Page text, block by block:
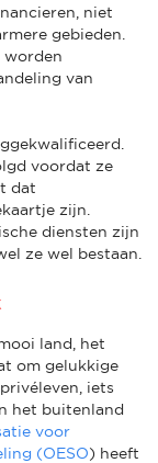
niet
gebieden.
worden
van
voordat ze
dat
zijn.
diensten zijn
ze wel bestaan.
land, het
om gelukkige
iets
het buitenland
voor
(OESO) heeft